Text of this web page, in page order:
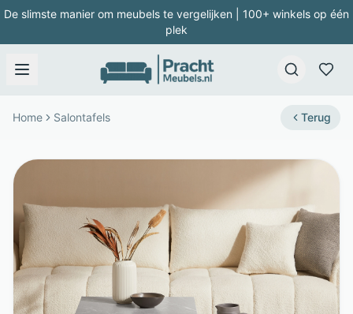
De slimste manier om meubels te vergelijken | 100+ winkels op één
plek
Home Salontafels Terug